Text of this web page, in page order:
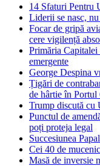
14 Sfaturi Pentru
Liderii se nasc,
Focar de gripă
cere vigilență
Primăria
emergente
George Despina
Țigări de
de hârtie în Portul
Trump discută cu
Punctul de
poți proteja legal
Succesiunea
Cei 40 de
Masă de inversie